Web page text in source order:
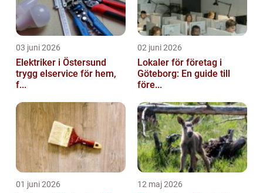
03 juni 2026
Elektriker i Östersund
trygg elservice för hem,
f...
02 juni 2026
Lokaler för företag i
Göteborg: En guide till
före...
01 juni 2026 12 maj 2026